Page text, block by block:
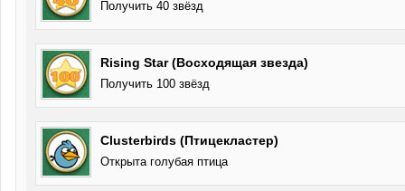
Получить 40 звёзд
Rising Star (Восходящая звезда)
Получить 100 звёзд
Clusterbirds (Птицекластер)
Открыта голубая птица